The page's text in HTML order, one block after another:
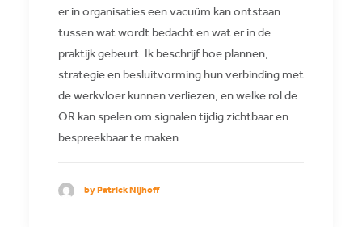
er in organisaties een vacuüm kan ontstaan
tussen wat wordt bedacht en wat er in de
praktijk gebeurt. Ik beschrijf hoe plannen,
strategie en besluitvorming hun verbinding met
de werkvloer kunnen verliezen, en welke rol de
OR kan spelen om signalen tijdig zichtbaar en
bespreekbaar te maken.
by Patrick Nijhoff